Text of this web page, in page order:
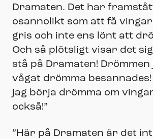
Dramaten. Det har
osannolikt som att få
gris och inte ens lönt att
Och så plötsligt visar det
stå på Dramaten! Drömmen
vågat drömma besannades!
jag börja drömma om
också!”
”Här på Dramaten är det